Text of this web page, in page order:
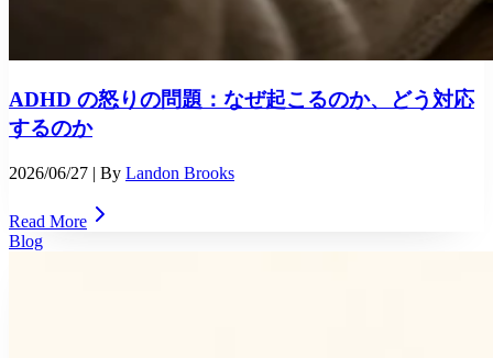
ADHD の怒りの問題：なぜ起こるのか、どう対応
するのか
2026/06/27 | By Landon Brooks
Read More
Blog